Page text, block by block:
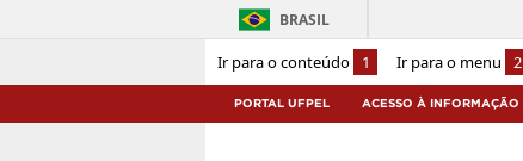
Ir para o conteúdo 1 Ir para o menu 2
BRASIL
PORTAL UFPEL ACESSO À INFORMAÇÃO